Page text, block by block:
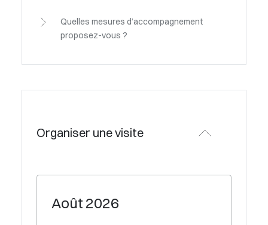
Quelles mesures d’accompagnement
proposez-vous ?
Organiser une visite
Août 2026